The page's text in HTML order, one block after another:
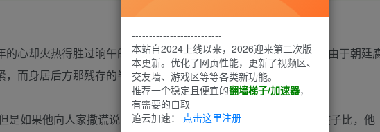
的心却火热得胜过晌午的太阳，他的父亲正在前线与敌人僵持着，由于朝廷
而身居后方那残存的半壁江山的他，也是几日前才得到消息。
是如果他向人家撒谎说自己十六岁，人家恐怕也会相信，和同龄孩子比，他
--------------------------
本站自2024上线以来，2026迎来第二次版
本更新。优化了网页性能，更新了视频区、
交友墙、游戏区等等各类新功能。
推荐一个稳定且便宜的翻墙梯子/加速器，
有需要的自取
追云加速： 点击这里注册